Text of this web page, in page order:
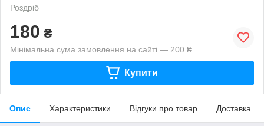
Роздріб
180 ₴
Мінімальна сума замовлення на сайті — 200 ₴
Купити
Опис Характеристики Відгуки про товар Доставка